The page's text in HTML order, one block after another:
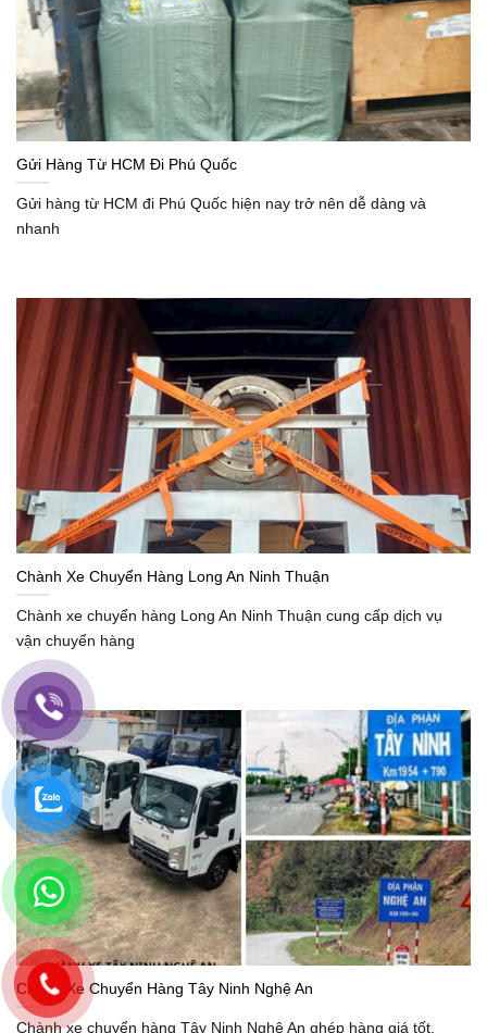
Gửi Hàng Từ HCM Đi Phú Quốc
Gửi hàng từ HCM đi Phú Quốc hiện nay trở nên dễ dàng và
nhanh
Chành Xe Chuyển Hàng Long An Ninh Thuận
Chành xe chuyển hàng Long An Ninh Thuận cung cấp dịch vụ
vận chuyển hàng
Chành Xe Chuyển Hàng Tây Ninh Nghệ An
Chành xe chuyển hàng Tây Ninh Nghệ An ghép hàng giá tốt.